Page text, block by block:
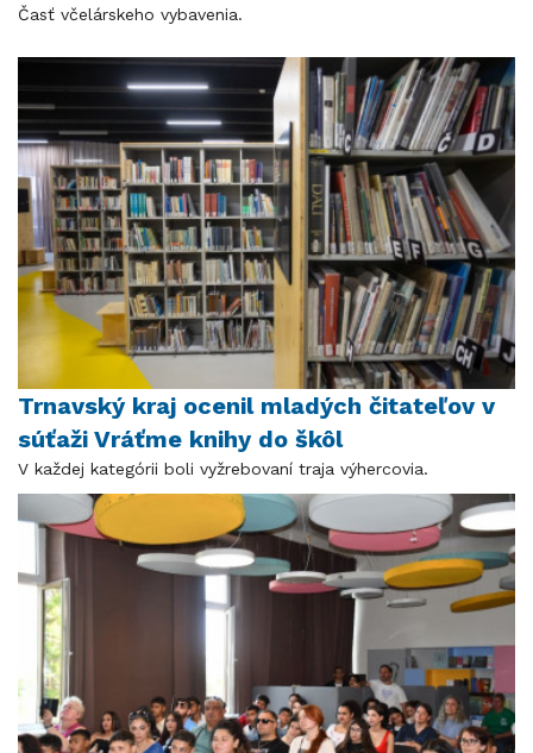
Časť včelárskeho vybavenia.
Trnavský kraj ocenil mladých čitateľov v
súťaži Vráťme knihy do škôl
V každej kategórii boli vyžrebovaní traja výhercovia.